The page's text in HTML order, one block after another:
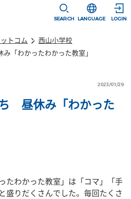
SEARCH
選択すると言
LANGUAGE LOGIN
トコム
西山小学校
「わかったわかった教室」
2023/01/29
昼休み「わかった
たわかった教室」は「コマ」「手
盛りだくさんでした。毎回たくさ